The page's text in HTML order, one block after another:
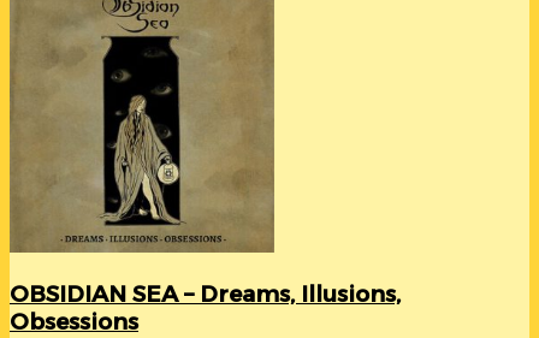
OBSIDIAN SEA – Dreams, Illusions,
Obsessions